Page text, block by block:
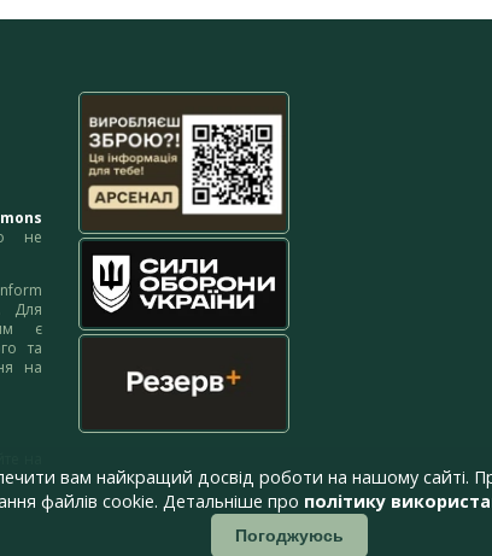
не
Для
є
та
на
вам найкращий досвід роботи на нашому сайті.
файлів cookie. Детальніше про політику
Погоджуюсь